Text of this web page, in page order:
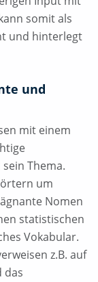
somit als
und hinterlegt
und
mit einem
Thema.
um
Nomen
statistischen
Vokabular.
z.B. auf
das